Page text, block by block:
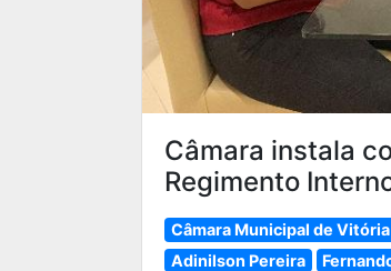
Câmara instala
Regimento
Câmara Municipal de
Adinilson Pereira